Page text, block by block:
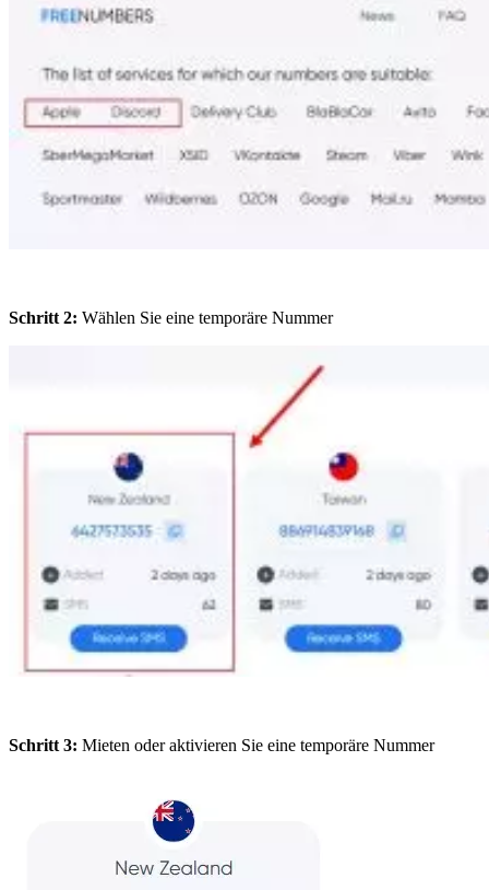
Schritt 2: Wählen Sie eine temporäre Nummer
Schritt 3: Mieten oder aktivieren Sie eine temporäre Nummer